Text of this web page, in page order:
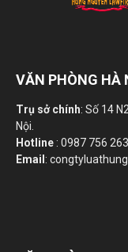
VĂN PHÒNG HÀ
Trụ sở chính: Số 14
Nội.
Hotline : 0987 756
Email :